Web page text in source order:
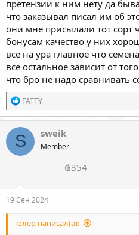
претензии к ним нету да
что заказывал писал им об
они мне присылали тот сорт
бонусам качество у них
все на ура главное что
все остальное зависит от
что бро не надо сравнивать
Р
е
а
к
ц
и
и
FATTY
S sweik
Member
₲354
19 Сен 2024
Толер написал(а):